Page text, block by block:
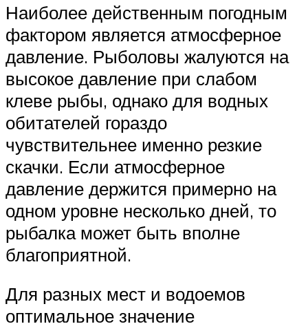
Наиболее действенным погодным
фактором является атмосферное
давление. Рыболовы жалуются на
высокое давление при слабом
клеве рыбы, однако для водных
обитателей гораздо
чувствительнее именно резкие
скачки. Если атмосферное
давление держится примерно на
одном уровне несколько дней, то
рыбалка может быть вполне
благоприятной.
Для разных мест и водоемов
оптимальное значение